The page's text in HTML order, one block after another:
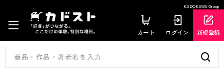
KADOKAWA Group
カート ログイン 新規登録